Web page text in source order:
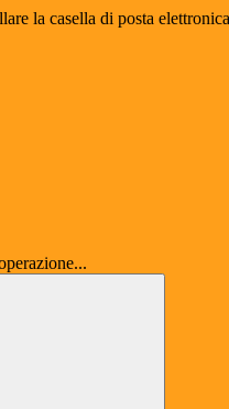
la casella di posta